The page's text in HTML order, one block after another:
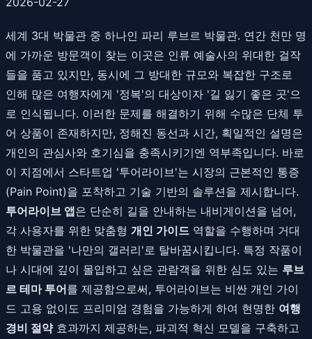
세계 3대 박물관 중 하나인 파리 루브르 박물관. 연간 천만 명
에 가까운 방문객이 찾는 이곳은 인류 예술사의 위대한 걸작
들을 품고 있지만, 동시에 그 방대한 규모와 복잡한 구조로
인해 많은 여행자에게 '정복'의 대상이자 '길 잃기 좋은 곳'으
로 인식됩니다. 이러한 문제를 해결하기 위해 수많은 단체 투
어 상품이 존재하지만, 정해진 동선과 시간, 획일적인 설명은
개인의 관심사와 호기심을 충족시키기엔 역부족입니다. 바로
이 지점에서 스타트업 '투어라이브'는 시장의 근본적인 통증
(Pain Point)을 포착하고 기술 기반의 솔루션을 제시합니다.
투어라이브 앱은 단순히 길을 안내하는 내비게이션을 넘어,
각 사용자를 위한 맞춤형 개인 가이드 역할을 수행하며 거대
한 박물관을 '나만의 갤러리'로 탈바꿈시킵니다. 특정 작품이
나 시대에 깊이 몰입하고 싶은 관람객을 위한 심도 있는 루브
르 테마 투어를 제공함으로써, 투어라이브는 비싼 개인 가이
드 고용 없이도 프리미엄 경험을 가능하게 하여 현명한 여행
경비 절약효과까지 제공하는, 파괴적 혁신 모델을 구축하고